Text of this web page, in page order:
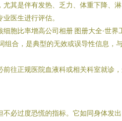
尤其是伴有发热、乏力、体重下降、
医生进行评估。
细胞比率增高公司相册 图册大全-世界
组合，是典型的无效或误导性信息，
前往正规医院血液科或相关科室就诊
必过度恐慌的指标。它如同身体发